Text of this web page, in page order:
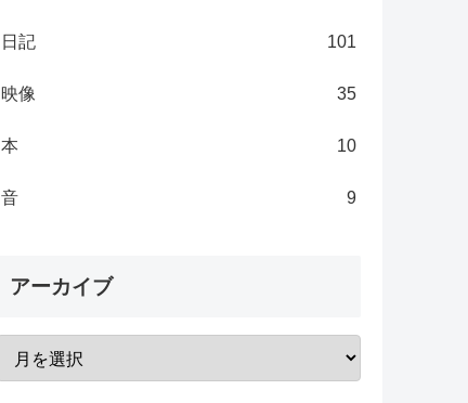
日記 101
映像 35
本 10
音 9
アーカイブ